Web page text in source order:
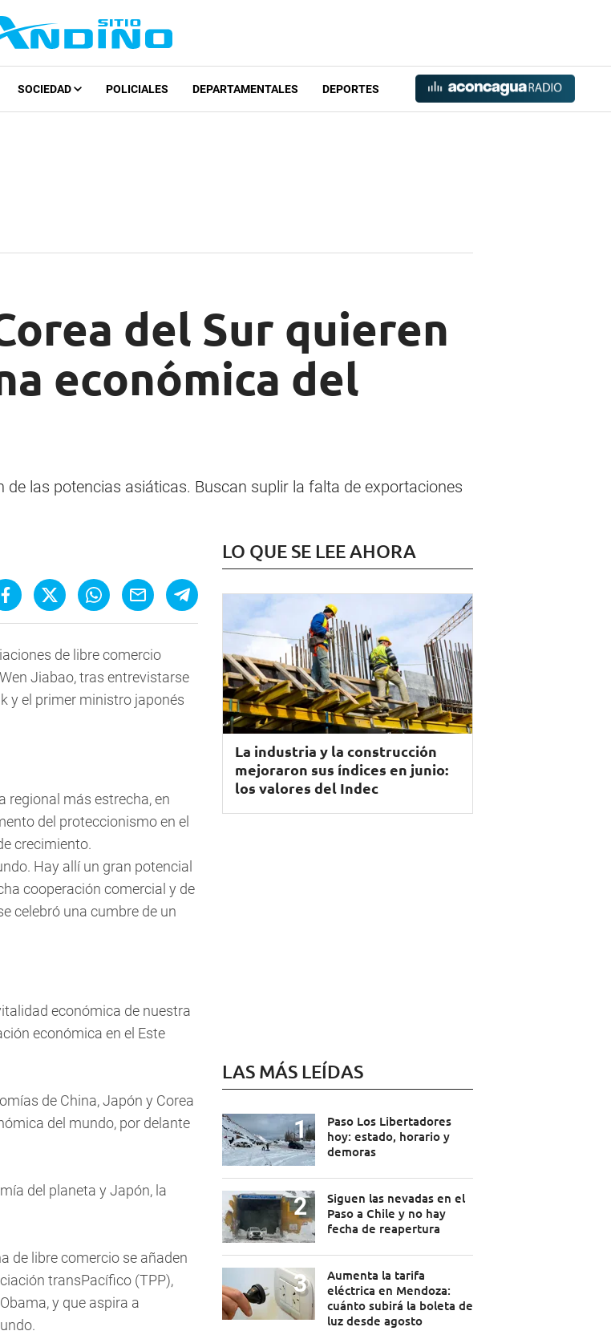
SOCIEDAD POLICIALES DEPARTAMENTALES DEPORTES
del Sur quieren
económica del
las potencias asiáticas. Buscan suplir la falta de exportaciones
de libre comercio
Jiabao, tras entrevistarse
y el primer ministro japonés
regional más estrecha, en
del proteccionismo en el
crecimiento.
Hay allí un gran potencial
cooperación comercial y de
celebró una cumbre de un
económica de nuestra
económica en el Este
de China, Japón y Corea
del mundo, por delante
del planeta y Japón, la
de libre comercio se añaden
transPacífico (TPP),
y que aspira a
LO QUE SE LEE AHORA
La industria y la construcción
mejoraron sus índices en junio:
los valores del Indec
LAS MÁS LEÍDAS
Paso Los Libertadores
hoy: estado, horario y
demoras
Siguen las nevadas en el
Paso a Chile y no hay
fecha de reapertura
Aumenta la tarifa
eléctrica en Mendoza:
cuánto subirá la boleta de
luz desde agosto